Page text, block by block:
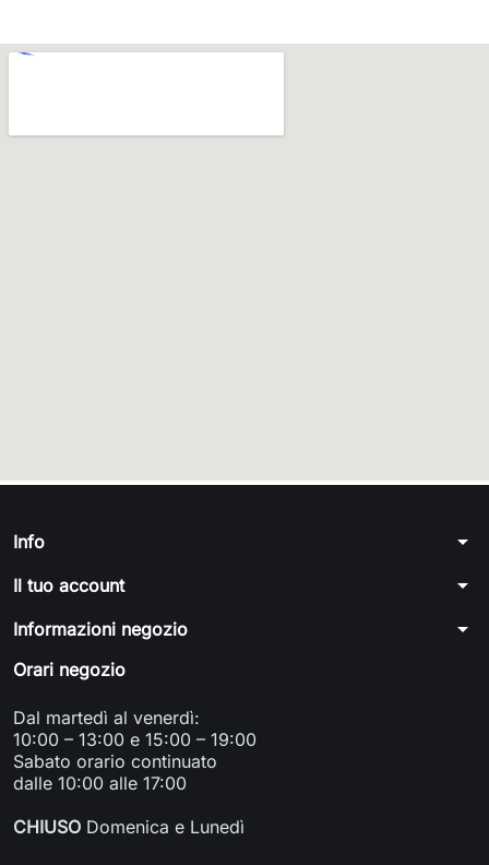
Info arrow_drop_down
Il tuo account arrow_drop_down
Informazioni negozio arrow_drop_down
Orari negozio
Dal martedì al venerdì:
10:00 – 13:00 e 15:00 – 19:00
Sabato orario continuato
dalle 10:00 alle 17:00
CHIUSO Domenica e Lunedì